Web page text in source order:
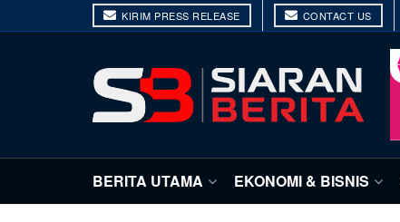
KIRIM PRESS RELEASE CONTACT US
BERITA UTAMA EKONOMI & BISNIS